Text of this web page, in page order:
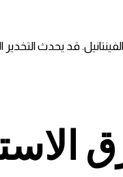
قد يحدث التخدير